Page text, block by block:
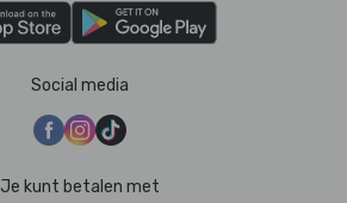
Social media
Je kunt betalen met